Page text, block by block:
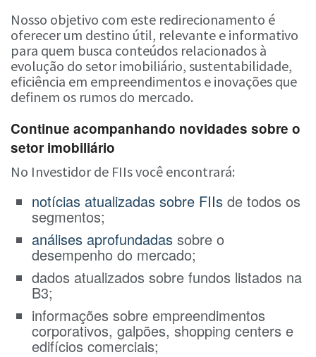
Nosso objetivo com este redirecionamento é
oferecer um destino útil, relevante e informativo
para quem busca conteúdos relacionados à
evolução do setor imobiliário, sustentabilidade,
eficiência em empreendimentos e inovações que
definem os rumos do mercado.
Continue acompanhando novidades sobre o
setor imobiliário
No Investidor de FIIs você encontrará:
notícias atualizadas sobre FIIs de todos os
segmentos;
análises aprofundadas sobre o
desempenho do mercado;
dados atualizados sobre fundos listados na
B3;
informações sobre empreendimentos
corporativos, galpões, shopping centers e
edifícios comerciais;